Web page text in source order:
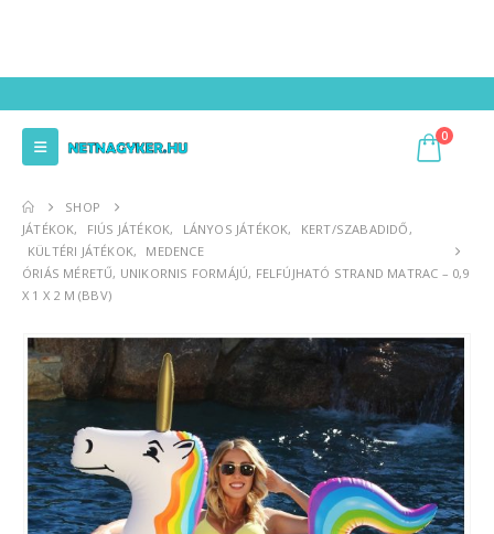
0
SHOP
JÁTÉKOK, FIÚS JÁTÉKOK, LÁNYOS JÁTÉKOK, KERT/SZABADIDŐ,
KÜLTÉRI JÁTÉKOK,
MEDENCE
ÓRIÁS MÉRETŰ, UNIKORNIS FORMÁJÚ, FELFÚJHATÓ STRAND MATRAC – 0,9
X 1 X 2 M (BBV)